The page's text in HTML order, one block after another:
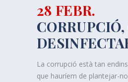
28 FEBR.
La corrupció està tan
que hauríem de plantejar-